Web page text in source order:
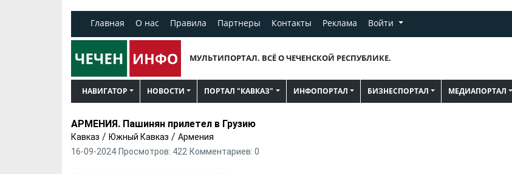
Главная О нас Правила Партнеры Контакты Реклама Войти
МУЛЬТИПОРТАЛ. ВСЁ О ЧЕЧЕНСКОЙ РЕСПУБЛИКЕ.
НАВИГАТОР НОВОСТИ ПОРТАЛ "КАВКАЗ" ИНФОПОРТАЛ БИЗНЕСПОРТАЛ МЕДИАПОРТАЛ
АРМЕНИЯ. Пашинян прилетел в Грузию
Кавказ / Южный Кавказ / Армения
16-09-2024 Просмотров: 422 Комментариев: 0